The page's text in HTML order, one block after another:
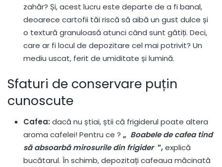
zahăr? Și, acest lucru este departe de a fi banal,
deoarece cartofii tăi riscă să aibă un gust dulce și
o textură granuloasă atunci când sunt gătiți. Deci,
care ar fi locul de depozitare cel mai potrivit? Un
mediu uscat, ferit de umiditate și lumină.
Sfaturi de conservare puțin
cunoscute
Cafea:dacă nu știai, știi că frigiderul poate altera
aroma cafelei! Pentru ce ?„ Boabele de cafea tind
să absoarbă mirosurile din frigider”,explică
bucătarul. În schimb, depozitați cafeaua măcinată